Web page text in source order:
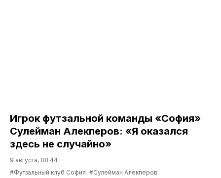
Игрок футзальной команды «София»
Сулейман Алекперов: «Я оказался
здесь не случайно»
9 августа, 08:44
#Футзальный клуб София #Сулейман Алекперов